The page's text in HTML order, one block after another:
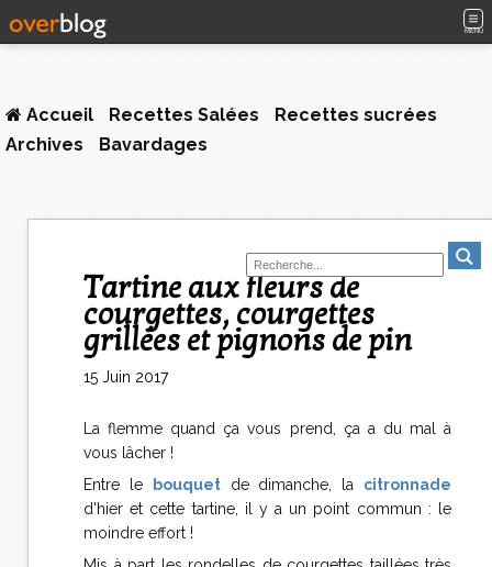
MENU
Accueil Recettes Salées
Recettes sucrées
Archives
Bavardages
Tartine aux fleurs de
courgettes, courgettes
grillées et pignons de pin
15 Juin 2017
La flemme quand ça vous prend, ça a du mal à
vous lâcher !
Entre le
bouquetde dimanche, la citronnade
d'hier et cette tartine, il y a un point commun : le
moindre effort !